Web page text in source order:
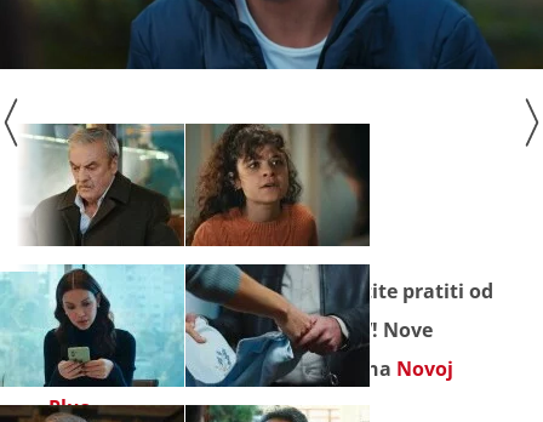
Seriju "Ulica sjećanja"ne propustite pratiti od
ponedjeljka do petka na Novoj TV! Nove
epizode gledajte prije emitiranja na Novoj
Plus.